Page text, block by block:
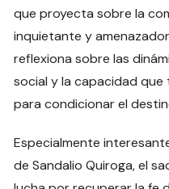
que proyecta sobre la
inquietante y
reflexiona sobre las
social y la capacidad
para condicionar el
Especialmente
de Sandalio Quiroga, el